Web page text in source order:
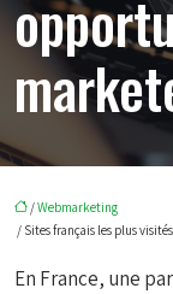
/Webmarketing
/ Sites français les plus
En France, une